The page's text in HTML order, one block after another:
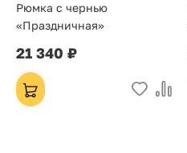
Рюмка с чернью
«Праздничная»
21 340 ₽